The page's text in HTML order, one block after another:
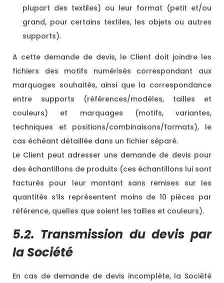
plupart des textiles) ou leur format (petit et/ou
grand, pour certains textiles, les objets ou autres
supports).
A cette demande de devis, le Client doit joindre les
fichiers des motifs numérisés correspondant aux
marquages souhaités, ainsi que la correspondance
entre supports (références/modèles, tailles et
couleurs) et marquages (motifs, variantes,
techniques et positions/combinaisons/formats), le
cas échéant détaillée dans un fichier séparé.
Le Client peut adresser une demande de devis pour
des échantillons de produits (ces échantillons lui sont
facturés pour leur montant sans remises sur les
quantités s’ils représentent moins de 10 pièces par
référence, quelles que soient les tailles et couleurs).
5.2. Transmission du devis par
la Société
En cas de demande de devis incomplète, la Société